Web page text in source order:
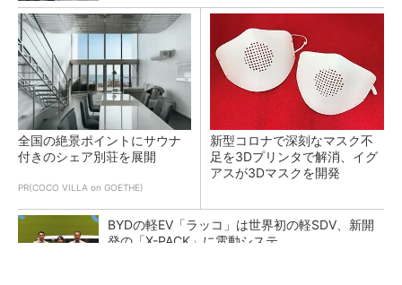
全国の絶景ポイントにサウナ
付きのシェア別荘を展開
PR(COCO VILLA on GOETHE)
新型コロナで深刻なマスク不
足を3Dプリンタで解消、イグ
アスが3Dマスクを開発
BYDの軽EV「ラッコ」は世界初の軽SDV、新開
発の「X-PACK」に電動システ...